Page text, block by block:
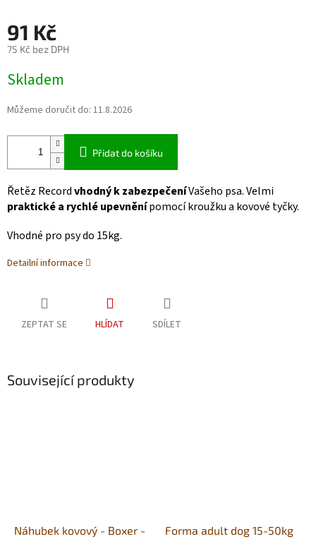
91 Kč
75 Kč bez DPH
cena:
Skladem
Můžeme doručit do: 11.8.2026
Přidat do košíku
Řetěz Recordvhodný k zabezpečeníVašeho psa. Velmi
praktické a rychlé upevněnípomocí kroužku a kovové tyčky.
Vhodné pro psy do 15kg.
Detailní informace
ZEPTAT SE HLÍDAT SDÍLET
Související produkty
Náhubek kovový - Boxer -
Forma adult dog 15-50kg